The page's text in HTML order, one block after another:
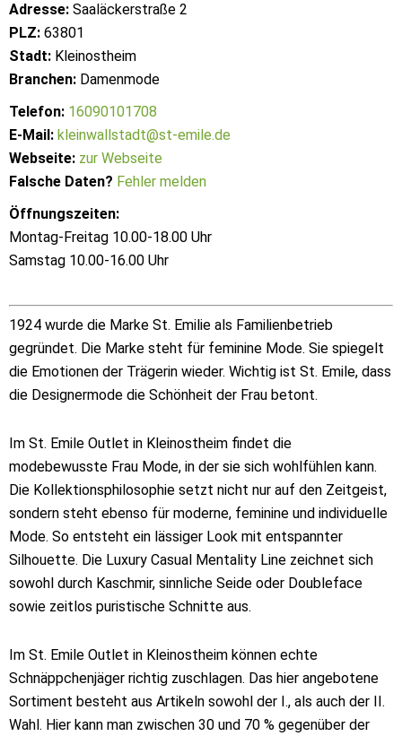
Adresse: Saaläckerstraße 2
PLZ: 63801
Stadt: Kleinostheim
Branchen: Damenmode
Telefon: 16090101708
E-Mail: kleinwallstadt@st-emile.de
Webseite: zur Webseite
Falsche Daten? Fehler melden
Öffnungszeiten:
Montag-Freitag 10.00-18.00 Uhr
Samstag 10.00-16.00 Uhr
1924 wurde die Marke St. Emilie als Familienbetrieb
gegründet. Die Marke steht für feminine Mode. Sie spiegelt
die Emotionen der Trägerin wieder. Wichtig ist St. Emile, dass
die Designermode die Schönheit der Frau betont.
Im St. Emile Outlet in Kleinostheim findet die
modebewusste Frau Mode, in der sie sich wohlfühlen kann.
Die Kollektionsphilosophie setzt nicht nur auf den Zeitgeist,
sondern steht ebenso für moderne, feminine und individuelle
Mode. So entsteht ein lässiger Look mit entspannter
Silhouette. Die Luxury Casual Mentality Line zeichnet sich
sowohl durch Kaschmir, sinnliche Seide oder Doubleface
sowie zeitlos puristische Schnitte aus.
Im St. Emile Outlet in Kleinostheim können echte
Schnäppchenjäger richtig zuschlagen. Das hier angebotene
Sortiment besteht aus Artikeln sowohl der I., als auch der II.
Wahl. Hier kann man zwischen 30 und 70 % gegenüber der